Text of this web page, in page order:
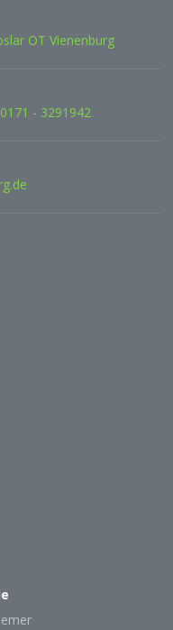
OT Vienenburg
- 3291942